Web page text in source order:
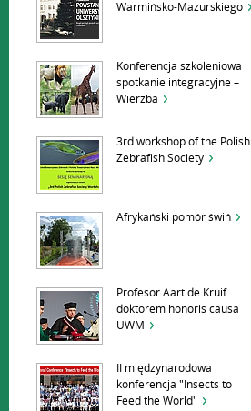
Warmińsko-Mazurskiego
Konferencja szkoleniowa i
spotkanie integracyjne –
Wierzba
3rd workshop of the Polish
Zebrafish Society
Afrykański pomór świń
Profesor Aart de Kruif
doktorem honoris causa
UWM
II międzynarodowa
konferencja "Insects to
Feed the World"